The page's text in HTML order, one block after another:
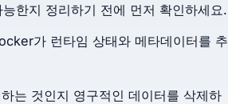
한지 정리하기 전에 먼저 확인하세요.
가 런타임 상태와 메타데이터를 추
는 것인지 영구적인 데이터를 삭제하